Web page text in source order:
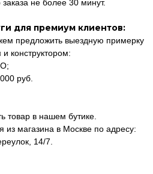
не более 30 минут.
для премиум клиентов:
предложить выездную примерку
конструктором:
руб.
товар в нашем бутике.
из магазина в Москве по адресу:
14/7.